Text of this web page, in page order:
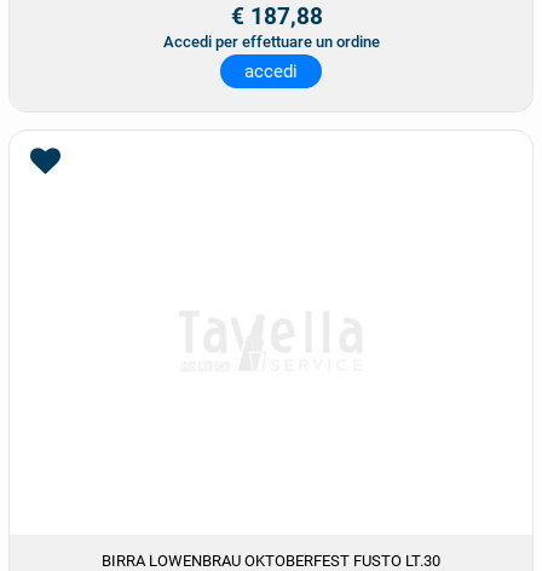
€ 187,88
Accedi per effettuare un ordine
accedi
BIRRA LOWENBRAU OKTOBERFEST FUSTO LT.30